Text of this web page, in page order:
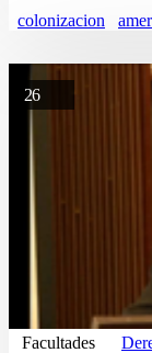
colonizacion
26
Facultades